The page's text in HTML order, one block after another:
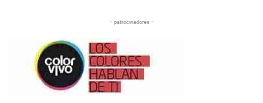
– patrocinadores –